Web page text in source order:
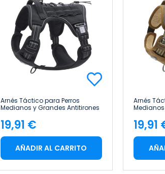
Arnés Táctico para Perros
Medianos y Grandes Antitirones
S Glückpet
Precio
19,91 €
AÑADIR AL CARRITO
Arnés
S
19,91